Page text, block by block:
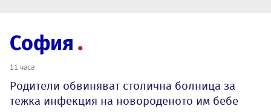
София
11 часа
Родители обвиняват столична болница за
тежка инфекция на новороденото им бебе